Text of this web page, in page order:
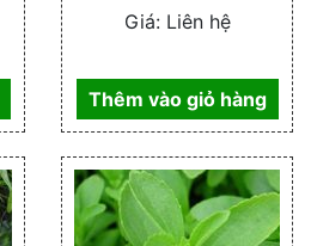
Giá:Liên hệ
Thêm vào giỏ hàng